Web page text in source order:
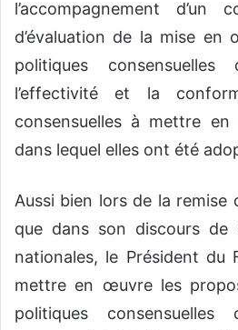
l’accompagnement
d’évaluation de la mise
politiques consensuelles
l’effectivité et la
consensuelles à mettre
dans lequel elles ont été
Aussi bien lors de la remise
que dans son discours de
nationales, le Président du
mettre en œuvre les
politiques